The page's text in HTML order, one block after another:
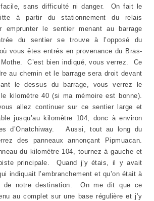
facile, sans difficulté ni danger. On fait le
à partir du stationnement du relais
emprunter le sentier menant au barrage
du sentier se trouve à l’opposé du
vous êtes entrés en provenance du Bras-
C’est bien indiqué, vous verrez. Ce
au chemin et le barrage sera droit devant
le dessus du barrage, vous verrez le
kilomètre 40 (si ma mémoire est bonne).
allez continuer sur ce sentier large et
jusqu’au kilomètre 104, donc à environ
d’Onatchiway. Aussi, tout au long du
des panneaux annonçant Pipmuacan.
du kilomètre 104, tournez à gauche et
principale. Quand j’y étais, il y avait
indiquait l’embranchement et qu’on était à
de notre destination. On me dit que ce
au complet sur une base régulière et j’y